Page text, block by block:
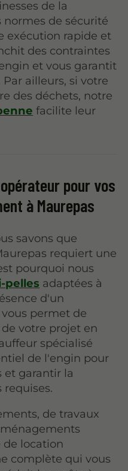
de la
de sécurité
exécution rapide et
des contraintes
et vous garantit
ailleurs, si votre
des déchets, notre
facilite leur
pour vos
à Maurepas
savons que
requiert une
pourquoi nous
pelles adaptées à
d'un
permet de
votre projet en
spécialisé
de l'engin pour
et garantir la
requises.
de travaux
de location
complète qui vous